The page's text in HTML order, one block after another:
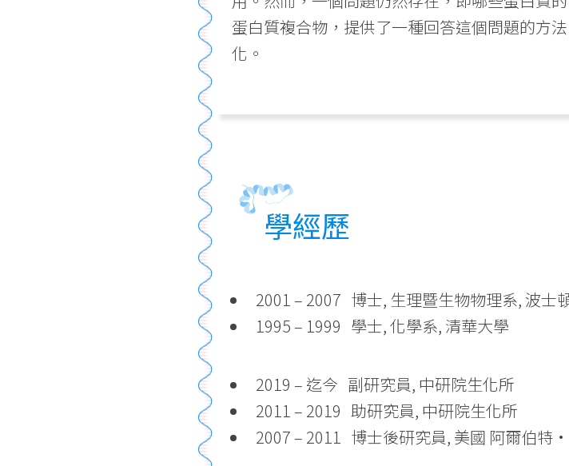
蛋白質複合物，提供了一種回答這個問題的方
化。
學經歷
2001 – 2007 博士, 生理暨生物物理系, 波士
1995 – 1999 學士, 化學系, 清華大學
2019 – 迄今 副研究員, 中研院生化所
2011 – 2019 助研究員, 中研院生化所
2007 – 2011 博士後研究員, 美國 阿爾伯特